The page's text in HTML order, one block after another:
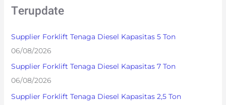
c
f
o
r
:
Terupdate
Supplier Forklift Tenaga Diesel Kapasitas 5 Ton
06/08/2026
Supplier Forklift Tenaga Diesel Kapasitas 7 Ton
06/08/2026
Supplier Forklift Tenaga Diesel Kapasitas 2,5 Ton